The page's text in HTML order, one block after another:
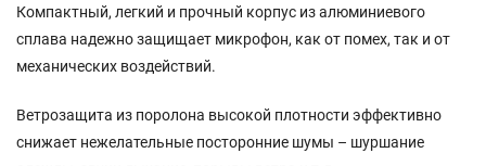
Компактный, легкий и прочный корпус из алюминиевого
сплава надежно защищает микрофон, как от помех, так и от
механических воздействий.
Ветрозащита из поролона высокой плотности эффективно
снижает нежелательные посторонние шумы – шуршание